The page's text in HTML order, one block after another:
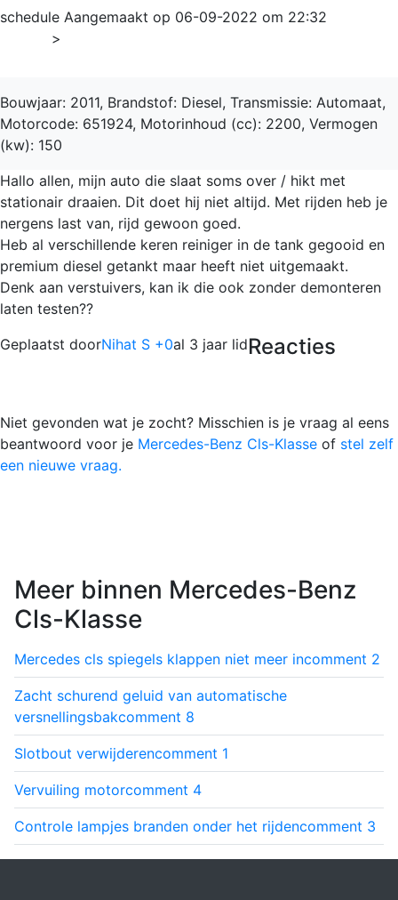
schedule Aangemaakt op 06-09-2022 om 22:32
>
Bouwjaar: 2011, Brandstof: Diesel, Transmissie: Automaat,
Motorcode: 651924, Motorinhoud (cc): 2200, Vermogen
(kw): 150
Hallo allen, mijn auto die slaat soms over / hikt met
stationair draaien. Dit doet hij niet altijd. Met rijden heb je
nergens last van, rijd gewoon goed.
Heb al verschillende keren reiniger in de tank gegooid en
premium diesel getankt maar heeft niet uitgemaakt.
Denk aan verstuivers, kan ik die ook zonder demonteren
laten testen??
Geplaatst doorNihat S +0al 3 jaar lidReacties
Niet gevonden wat je zocht? Misschien is je vraag al eens
beantwoord voor je Mercedes-Benz Cls-Klasse of stel zelf
een nieuwe vraag.
Meer binnen Mercedes-Benz
Cls-Klasse
Mercedes cls spiegels klappen niet meer incomment 2
Zacht schurend geluid van automatische
versnellingsbakcomment 8
Slotbout verwijderencomment 1
Vervuiling motorcomment 4
Controle lampjes branden onder het rijdencomment 3